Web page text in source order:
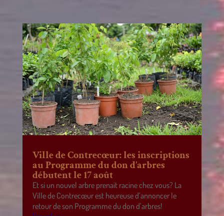
Ville de Contrecœur: les inscriptions
au Programme du don d’arbres
débutent le 17 août
Et si un nouvel arbre prenait racine chez vous? La
Ville de Contrecœur est heureuse d’annoncer le
retour de son Programme du don d’arbres!